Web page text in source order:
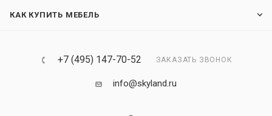
КАК КУПИТЬ МЕБЕЛЬ
+7 (495) 147-70-52 ЗАКАЗАТЬ ЗВОНОК
info@skyland.ru